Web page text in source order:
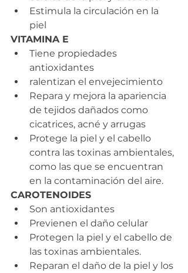
Estimula la circulación en la
piel
VITAMINA E
Tiene propiedades
antioxidantes
ralentizan el envejecimiento
Repara y mejora la apariencia
de tejidos dañados como
cicatrices, acné y arrugas
Protege la piel y el cabello
contra las toxinas ambientales,
como las que se encuentran
en la contaminación del aire.
CAROTENOIDES
Son antioxidantes
Previenen el daño celular
Protegen la piel y el cabello de
las toxinas ambientales.
Reparan el daño de la piel y los